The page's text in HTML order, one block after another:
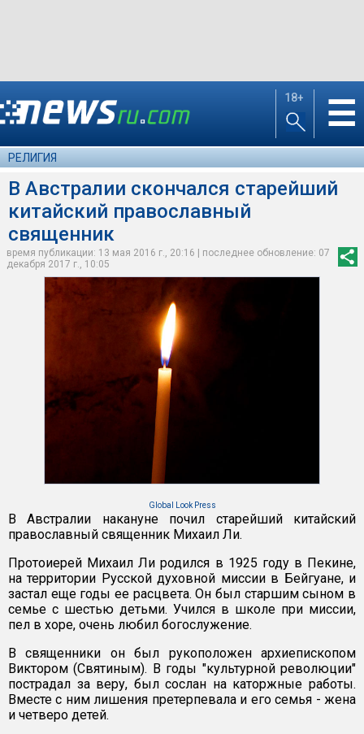
18+ ☰
РЕЛИГИЯ
В Австралии скончался старейший
китайский православный
священник
время публикации: 13 мая 2016 г., 20:16 | последнее обновление: 07
декабря 2017 г., 10:05
Global Look Press
В Австралии накануне почил старейший китайский
православный священник Михаил Ли.
Протоиерей Михаил Ли родился в 1925 году в Пекине,
на территории Русской духовной миссии в Бейгуане, и
застал еще годы ее расцвета. Он был старшим сыном в
семье с шестью детьми. Учился в школе при миссии,
пел в хоре, очень любил богослужение.
В священники он был рукоположен архиепископом
Виктором (Святиным). В годы "культурной революции"
пострадал за веру, был сослан на каторжные работы.
Вместе с ним лишения претерпевала и его семья - жена
и четверо детей.